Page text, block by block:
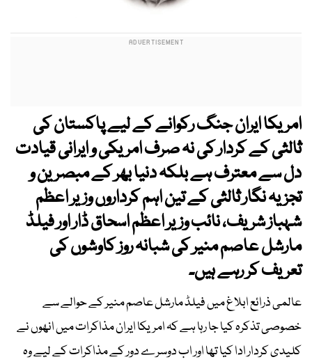
امریکا ایران جنگ رکوانے کے لیے پاکستان کی
ثالثی کے کردار کی نہ صرف امریکی و ایرانی قیادت
دل سے معترف ہے بلکہ دنیا بھر کے مبصرین و
تجزیہ نگار ثالثی کے تین اہم کرداروں وزیر اعظم
شہباز شریف، نائب وزیر اعظم اسحاق ڈار اور فیلڈ
مارشل عاصم منیر کی شبانہ روز کاوشوں کی
تعریف کر رہے ہیں۔
عالمی ذرائع ابلاغ میں فیلڈ مارشل عاصم منیر کے حوالے سے
خصوصی تذکرہ کیا جا رہا ہے کہ امریکا ایران مذاکرات میں انھوں نے
کلیدی کردار ادا کیا تھا اور اب دوسرے دور کے مذاکرات کے لیے وہ